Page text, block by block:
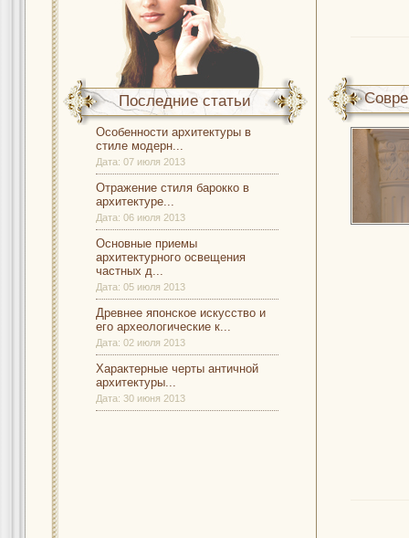
Последние статьи
Особенности архитектуры в
стиле модерн...
Дата: 07 июля 2013
Отражение стиля барокко в
архитектуре...
Дата: 06 июля 2013
Основные приемы
архитектурного освещения
частных д...
Дата: 05 июля 2013
Древнее японское искусство и
его археологические к...
Дата: 02 июля 2013
Характерные черты античной
архитектуры...
Дата: 30 июня 2013